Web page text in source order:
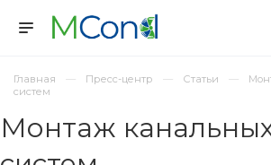
Главная Пресс-центр Статьи
систем
Монтаж